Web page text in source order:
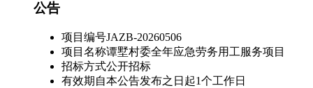
公告
项目编号JAZB-20260506
项目名称谭墅村委全年应急劳务用工服务项目
招标方式公开招标
有效期 自本公告发布之日起1个工作日